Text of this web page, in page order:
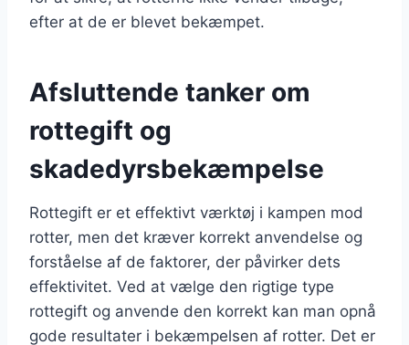
efter at de er blevet bekæmpet.
Afsluttende tanker om
rottegift og
skadedyrsbekæmpelse
Rottegift er et effektivt værktøj i kampen mod
rotter, men det kræver korrekt anvendelse og
forståelse af de faktorer, der påvirker dets
effektivitet. Ved at vælge den rigtige type
rottegift og anvende den korrekt kan man opnå
gode resultater i bekæmpelsen af rotter. Det er